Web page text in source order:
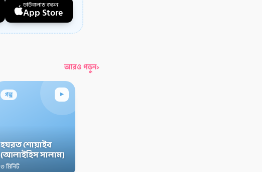
ডাউনলোড করুন
App Store
আরও পড়ুন›
গল্প ▸
হযরত শোয়াইব
(আলাইহিস সালাম)
৩ মিনিট